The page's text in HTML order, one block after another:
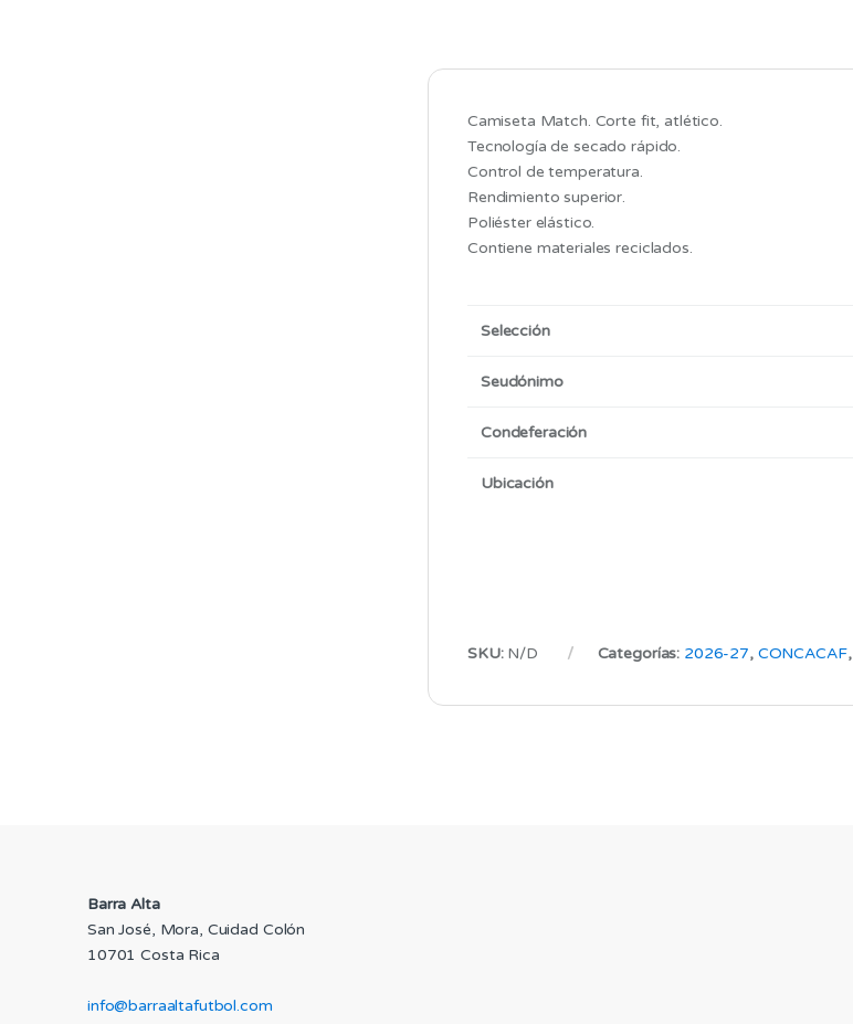
️Camiseta Match. Corte fit, atlético.
Tecnología de secado rápido.
Control de temperatura.
Rendimiento superior.
Poliéster elástico.
Contiene materiales reciclados.
Selección
Seudónimo
Condeferación
Ubicación
SKU: N/D Categorías: 2026-27, CONCACAF,
Barra Alta
San José, Mora, Cuidad Colón
10701 Costa Rica
info@barraaltafutbol.com